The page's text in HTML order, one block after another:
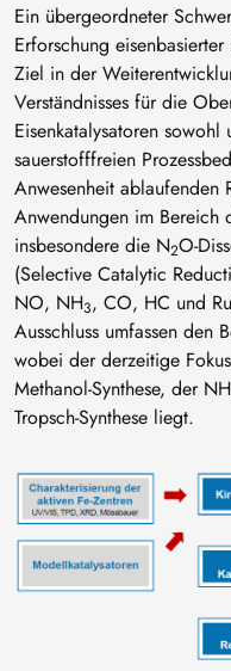
Ein übergeordneter
Erforschung
Ziel in der
Verständnisses für die
Eisenkatalysatoren
sauerstofffreien
Anwesenheit ablaufenden
Anwendungen im Bereich
insbesondere die N2O-
(Selective Catalytic
NO, NH3, CO, HC und
Ausschluss umfassen den
wobei der derzeitige
Methanol-Synthese, der NH
Tropsch-Synthese liegt.
Bild